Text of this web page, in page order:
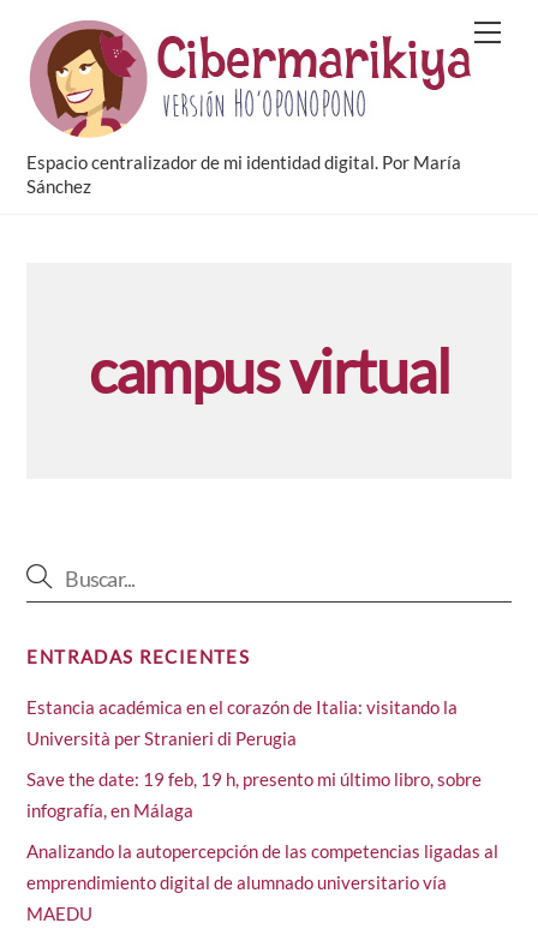
content
Espacio centralizador de mi identidad digital. Por María
Sánchez
campus virtual
ENTRADAS RECIENTES
Estancia académica en el corazón de Italia: visitando la
Università per Stranieri di Perugia
Save the date: 19 feb, 19 h, presento mi último libro, sobre
infografía, en Málaga
Analizando la autopercepción de las competencias ligadas al
emprendimiento digital de alumnado universitario vía
MAEDU